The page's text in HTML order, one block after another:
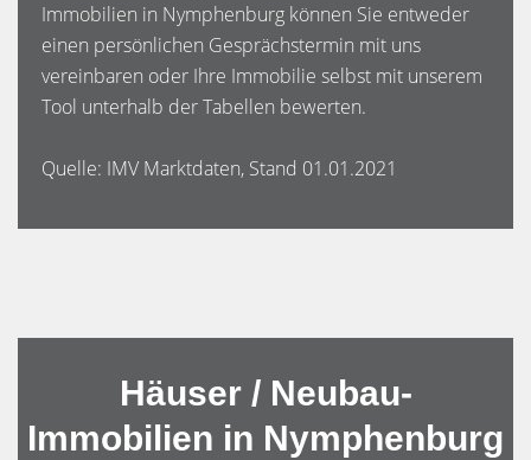
Immobilien in Nymphenburg können Sie entweder
einen persönlichen Gesprächstermin mit uns
vereinbaren oder Ihre Immobilie selbst mit unserem
Tool unterhalb der Tabellen bewerten.
Quelle: IMV Marktdaten, Stand 01.01.2021
Häuser / Neubau-
Immobilien in Nymphenburg